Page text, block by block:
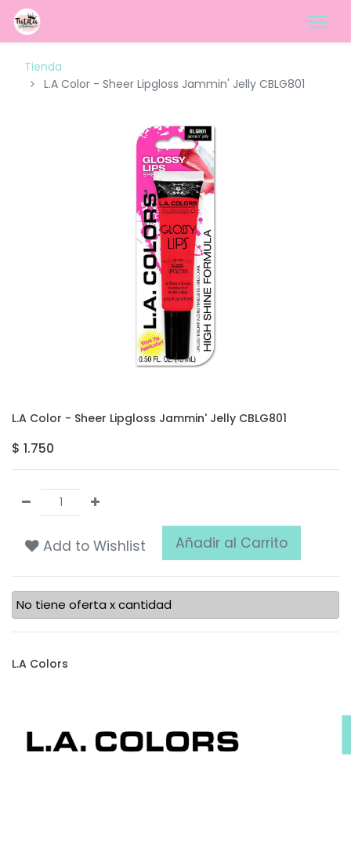
Tienda
L.A Color - Sheer Lipgloss Jammin' Jelly CBLG801
L.A Color - Sheer Lipgloss Jammin' Jelly CBLG801
$ 1.750
Add to Wishlist Añadir al Carrito
No tiene oferta x cantidad
L.A Colors